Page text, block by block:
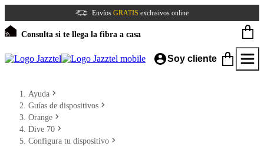
Envíos GRATIS exclusivos online
Consulta si te llega la fibra a casa
Soy cliente
Ayuda
Guías de dispositivos
Orange
Dive 70
Configura tu dispositivo